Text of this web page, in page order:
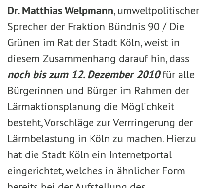
Dr. Matthias Welpmann, umweltpolitischer
Sprecher der Fraktion Bündnis 90 / Die
Grünen im Rat der Stadt Köln, weist in
diesem Zusammenhang darauf hin, dass
noch bis zum 12. Dezember 2010für alle
Bürgerinnen und Bürger im Rahmen der
Lärmaktionsplanung die Möglichkeit
besteht, Vorschläge zur Verrringerung der
Lärmbelastung in Köln zu machen. Hierzu
hat die Stadt Köln ein Internetportal
eingerichtet, welches in ähnlicher Form